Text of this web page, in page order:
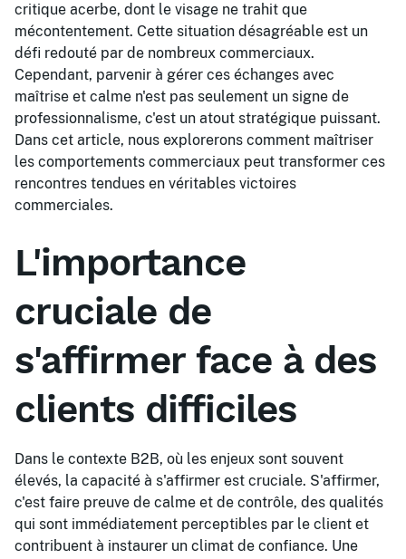
critique acerbe, dont le visage ne trahit que
mécontentement. Cette situation désagréable est un
défi redouté par de nombreux commerciaux.
Cependant, parvenir à gérer ces échanges avec
maîtrise et calme n'est pas seulement un signe de
professionnalisme, c'est un atout stratégique puissant.
Dans cet article, nous explorerons comment maîtriser
les comportements commerciaux peut transformer ces
rencontres tendues en véritables victoires
commerciales.
L'importance
cruciale de
s'affirmer face à des
clients difficiles
Dans le contexte B2B, où les enjeux sont souvent
élevés, la capacité à s'affirmer est cruciale. S'affirmer,
c'est faire preuve de calme et de contrôle, des qualités
qui sont immédiatement perceptibles par le client et
contribuent à instaurer un climat de confiance. Une